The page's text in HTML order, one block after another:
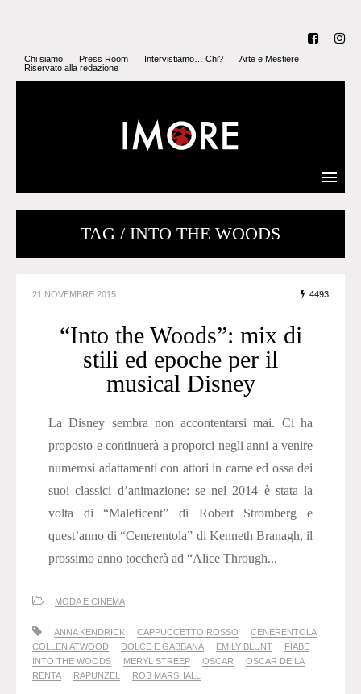
Chi siamo Press Room Intervistiamo… Chi?
Arte e Mestiere
Riservato alla redazione
TAG / INTO THE WOODS
21 NOVEMBRE 2015 4493
“Into the Woods”: mix di
stili ed epoche per il
musical Disney
La Disney sembra non accontentarsi mai. Ci ha
proposto e continuerà a proporci negli anni a venire
numerosi adattamenti con attori in carne ed ossa dei
suoi classici d’animazione: se nel 2014 è stata la
volta di “Maleficent” di Robert Stromberg e
quest’anno di “Cenerentola” di Kenneth Branagh, il
prossimo anno toccherà ad “Alice Through...
MODA E CINEMA
ANNA KENDRICK CAPPUCCETTO ROSSO
CENERENTOLA
COLLEN ATWOOD
DOLCE E GABBANA EMILY BLUNT
FIABE
INTO THE WOODS
MERYL STREEP OSCAR
OSCAR DE LA
RENTA
RAPUNZEL ROB MARSHALL